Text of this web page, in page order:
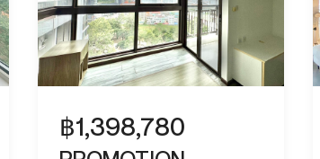
฿1,398,780